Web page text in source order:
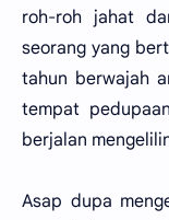
roh-roh jahat
seorang yang
tahun berwajah
tempat
berjalan
Asap dupa